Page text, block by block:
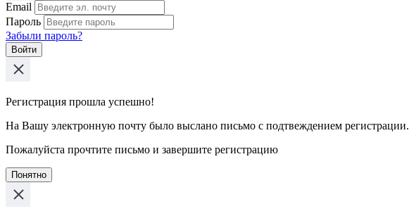
Email
Пароль
Забыли пароль?
Войти
Регистрация прошла успешно!
На Вашу электронную почту было выслано письмо с подтвеждением регистрации.
Пожалуйста прочтите письмо и завершите регистрацию
Понятно